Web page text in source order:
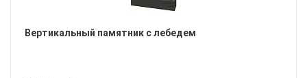
Вертикальный памятник с лебедем